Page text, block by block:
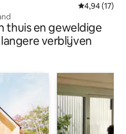
Gemiddelde
4,94 (17)
thuis en geweldige
verblijven